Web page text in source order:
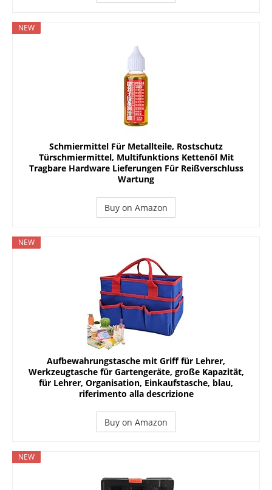
NEW
Schmiermittel Für Metallteile, Rostschutz
Türschmiermittel, Multifunktions Kettenöl Mit
Tragbare Hardware Lieferungen Für Reißverschluss
Wartung
Buy on Amazon
NEW
Aufbewahrungstasche mit Griff für Lehrer,
Werkzeugtasche für Gartengeräte, große Kapazität,
für Lehrer, Organisation, Einkaufstasche, blau,
riferimento alla descrizione
Buy on Amazon
NEW